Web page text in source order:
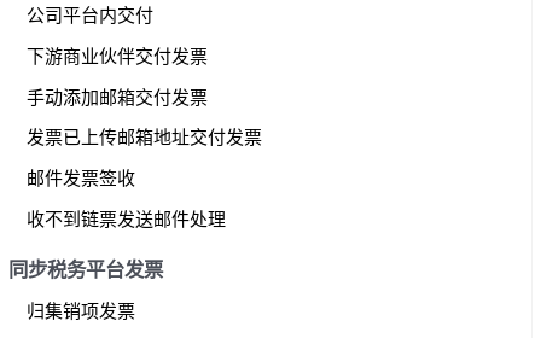
公司平台内交付
下游商业伙伴交付发票
手动添加邮箱交付发票
发票已上传邮箱地址交付发票
邮件发票签收
收不到链票发送邮件处理
同步税务平台发票
归集销项发票